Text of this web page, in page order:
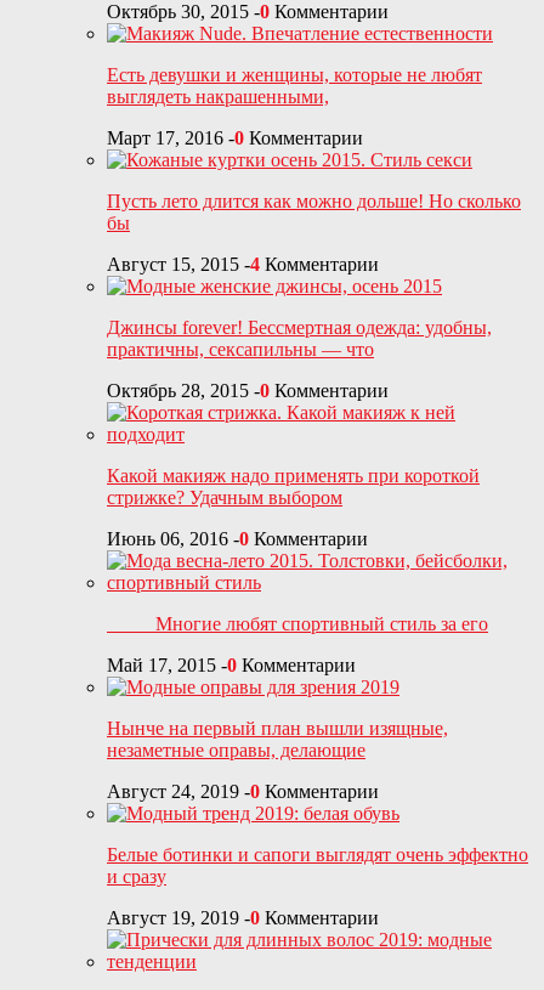
Октябрь 30, 2015 -0 Комментарии
Есть девушки и женщины, которые не любят
выглядеть накрашенными,
Март 17, 2016 -0 Комментарии
Пусть лето длится как можно дольше! Но сколько
бы
Август 15, 2015 -4 Комментарии
Джинсы forever! Бессмертная одежда: удобны,
практичны, сексапильны — что
Октябрь 28, 2015 -0 Комментарии
Какой макияж надо применять при короткой
стрижке? Удачным выбором
Июнь 06, 2016 -0 Комментарии
Многие любят спортивный стиль за его
Май 17, 2015 -0 Комментарии
Нынче на первый план вышли изящные,
незаметные оправы, делающие
Август 24, 2019 -0 Комментарии
Белые ботинки и сапоги выглядят очень эффектно
и сразу
Август 19, 2019 -0 Комментарии